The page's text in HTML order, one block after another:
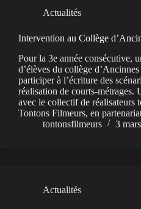
Actualités
Intervention au Collège
Pour la 3e année consécutive,
d’élèves du collège
participer à l’écriture des
réalisation de courts-métrages.
avec le collectif de réalisateurs
Tontons Filmeurs, en
tontonsfilmeurs
3
Actualités